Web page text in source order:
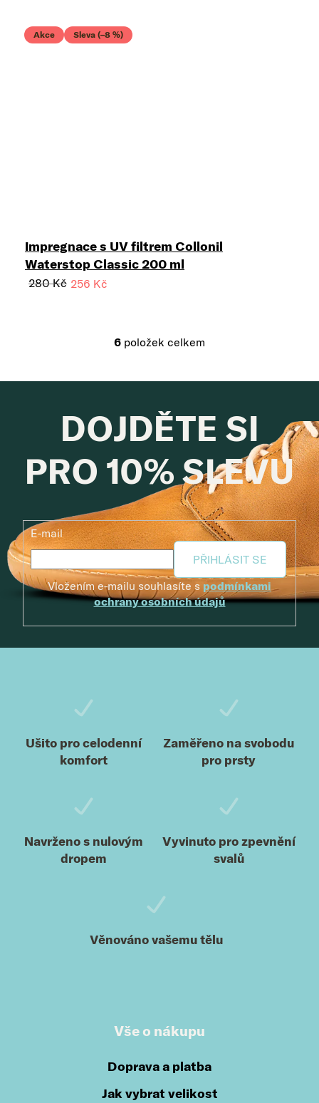
Akce Sleva (–8 %)
Impregnace s UV filtrem Collonil
Waterstop Classic 200 ml
280 Kč 256 Kč
Ovládací prvky výpisu
6 položek celkem
DOJDĚTE SI
PRO 10% SLEVU
E-mail
PŘIHLÁSIT SE
Vložením e-mailu souhlasíte s podmínkami
ochrany osobních údajů
Ušito pro celodenní
komfort
Zaměřeno na svobodu
pro prsty
Navrženo s nulovým
dropem
Vyvinuto pro zpevnění
svalů
Věnováno vašemu tělu
Vše o nákupu
Doprava a platba
Jak vybrat velikost